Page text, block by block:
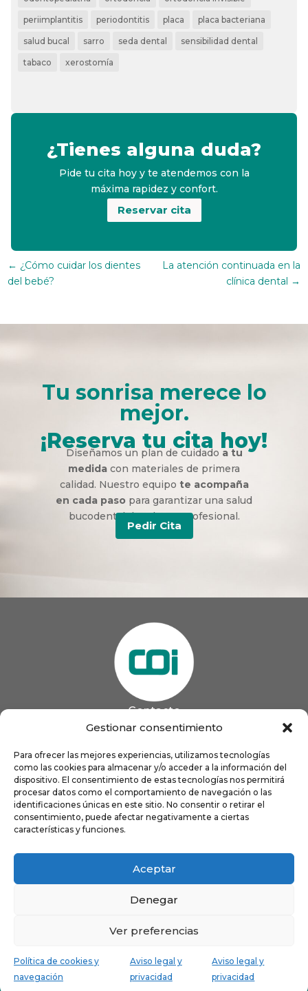
Gestionar consentimiento
Para ofrecer las mejores experiencias, utilizamos tecnologías
como las cookies para almacenar y/o acceder a la información del
dispositivo. El consentimiento de estas tecnologías nos permitirá
procesar datos como el comportamiento de navegación o las
identificaciones únicas en este sitio. No consentir o retirar el
consentimiento, puede afectar negativamente a ciertas
características y funciones.
Aceptar
Denegar
Ver preferencias
Política de cookies y
navegación
Aviso legal y
privacidad
Aviso legal y
privacidad
periimplantitis periodontitis placa placa bacteriana
salud bucal sarro seda dental sensibilidad dental
tabaco xerostomía
¿Tienes alguna duda?
Pide tu cita hoy y te atendemos con la
máxima rapidez y confort.
Reservar cita
← ¿Cómo cuidar los dientes
del bebé?
La atención continuada en la
clínica dental →
Tu sonrisa merece lo
mejor.
¡Reserva tu cita hoy!
Diseñamos un plan de cuidado a tu
medida con materiales de primera
calidad. Nuestro equipo te acompaña
en cada paso para garantizar una salud
bucodental duradera y profesional.
Pedir Cita
Contacto
 coigijon@gmail.com
Horario
Lun
9:00 a 13:00 - 16:00 a 21:00
Mar
9:00 a 13:00 - 16:00 a 20:00
Mié
9:00 a 14:00 - 16:00 a 19:00
Jue
9:00 a 13:00 - 16:00 a 19:00
 Avenida de Pablo Iglesias, 40. Gijón